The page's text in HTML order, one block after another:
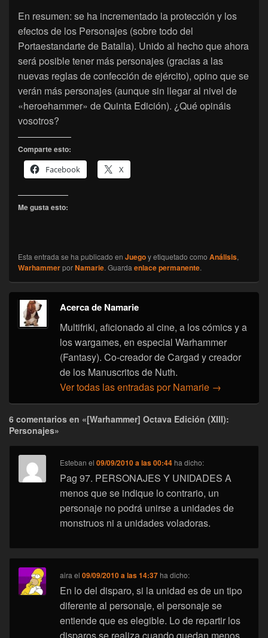
En resumen: se ha incrementado la protección y los
efectos de los Personajes (sobre todo del
Portaestandarte de Batalla). Unido al hecho que ahora
será posible tener más personajes (gracias a las
nuevas reglas de confección de ejército), opino que se
verán más personajes (aunque sin llegar al nivel de
«heroehammer» de Quinta Edición). ¿Qué opináis
vosotros?
Comparte esto:
Facebook
X
Me gusta esto:
Esta entrada se ha publicado en Juegoy etiquetado como Análisis,
WarhammerporNamarie. Guarda enlace permanente.
Acerca de Namarie
Multifriki, aficionado al cine, a los cómics y a
los wargames, en especial Warhammer
(Fantasy). Co-creador de Cargad y creador
de los Manuscritos de Nuth.
Ver todas las entradas por Namarie →
6 comentarios en «[Warhammer] Octava Edición (XIII):
Personajes»
Esteban el09/09/2010 a las 00:44 ha dicho:
Pag 97. PERSONAJES Y UNIDADES A
menos que se indique lo contrario, un
personaje no podrá unirse a unidades de
monstruos ni a unidades voladoras.
aira el09/09/2010 a las 14:37 ha dicho:
En lo del disparo, si la unidad es de un tipo
diferente al personaje, el personaje se
entiende que es elegible. Lo de repartir los